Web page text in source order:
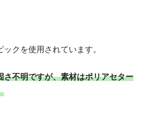
クを使用されています。
さ不明ですが、素材はポリアセター